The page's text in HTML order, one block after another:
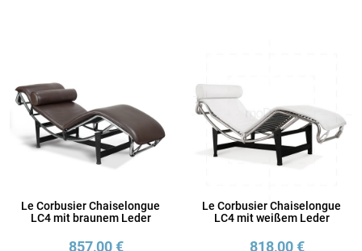
Le Corbusier Chaiselongue
LC4 mit braunem Leder
857,00 €
Le Corbusier Chaiselongue
LC4 mit weißem Leder
818,00 €